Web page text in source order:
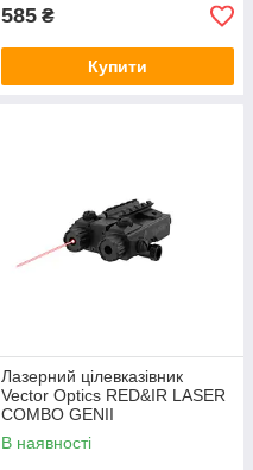
585 ₴
Купити
Лазерний цілевказівник
Vector Optics RED&IR LASER
COMBO GENII
В наявності